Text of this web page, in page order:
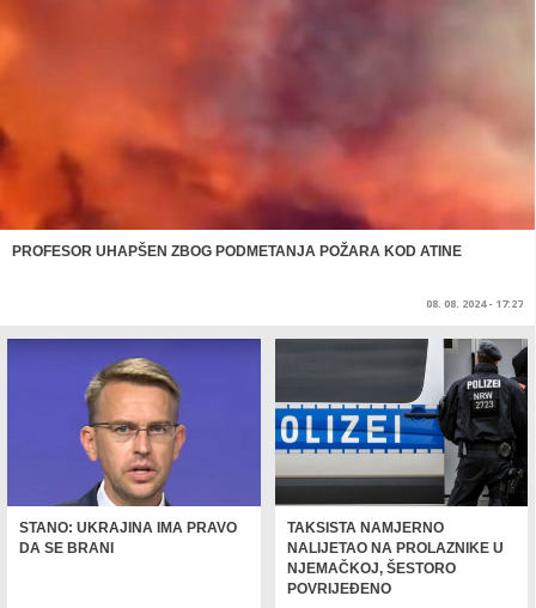
PROFESOR UHAPŠEN ZBOG PODMETANJA POŽARA KOD ATINE
08. 08. 2024 - 17:27
STANO: UKRAJINA IMA PRAVO
DA SE BRANI
TAKSISTA NAMJERNO
NALIJETAO NA PROLAZNIKE U
NJEMAČKOJ, ŠESTORO
POVRIJEĐENO